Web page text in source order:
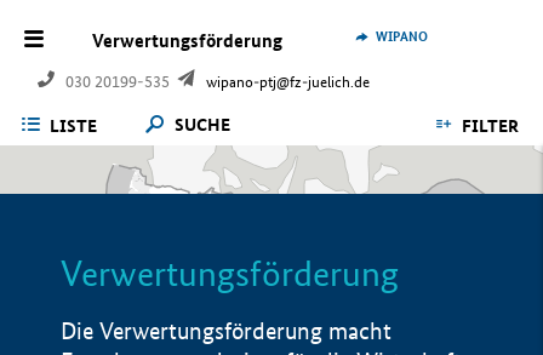
Verwertungsförderung
030 20199-535 wipano-ptj@fz-juelich.de
WIPANO
LISTE SUCHE FILTER
Verwertungsförderung
Die Verwertungsförderung macht